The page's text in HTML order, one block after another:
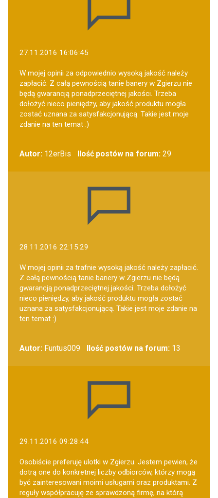
27.11.2016 16:06:45
W mojej opinii za odpowiednio wysoką jakość należy
zapłacić. Z całą pewnością tanie banery w Zgierzu nie
będą gwarancją ponadprzeciętnej jakości. Trzeba
dołożyć nieco pieniędzy, aby jakość produktu mogła
zostać uznana za satysfakcjonującą. Takie jest moje
zdanie na ten temat :)
Autor: 12erBis Ilość postów na forum:29
28.11.2016 22:15:29
W mojej opinii za trafnie wysoką jakość należy zapłacić.
Z całą pewnością tanie banery w Zgierzu nie będą
gwarancją ponadprzeciętnej jakości. Trzeba dołożyć
nieco pieniędzy, aby jakość produktu mogła zostać
uznana za satysfakcjonującą. Takie jest moje zdanie na
ten temat :)
Autor: Funtus009 Ilość postów na forum:13
29.11.2016 09:28:44
Osobiście preferuję ulotki w Zgierzu. Jestem pewien, że
dotrą one do konkretnej liczby odbiorców, którzy mogą
być zainteresowani moimi usługami oraz produktami. Z
reguły współpracuję ze sprawdzoną firmę, na którą